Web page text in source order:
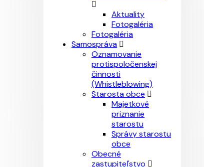
Aktuality
Fotogaléria
Fotogaléria
Samospráva
Oznamovanie
protispoločenskej
činnosti
(Whistleblowing)
Starosta obce
Majetkové
priznanie
starostu
Správy starostu
obce
Obecné
zastupiteľstvo